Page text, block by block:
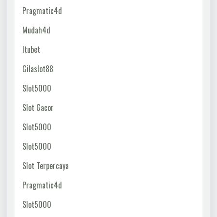
Pragmatic4d
Mudah4d
Itubet
Gilaslot88
Slot5000
Slot Gacor
Slot5000
Slot5000
Slot Terpercaya
Pragmatic4d
Slot5000